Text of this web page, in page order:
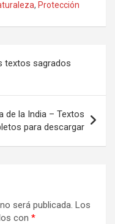
, Protección
textos sagrados
de la India – Textos
para descargar
será publicada. Los
con *